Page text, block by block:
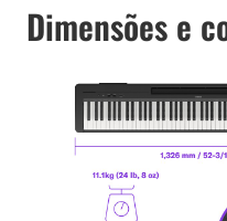
Dimensões e